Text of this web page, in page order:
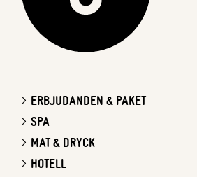
ERBJUDANDEN & PAKET
SPA
MAT & DRYCK
HOTELL